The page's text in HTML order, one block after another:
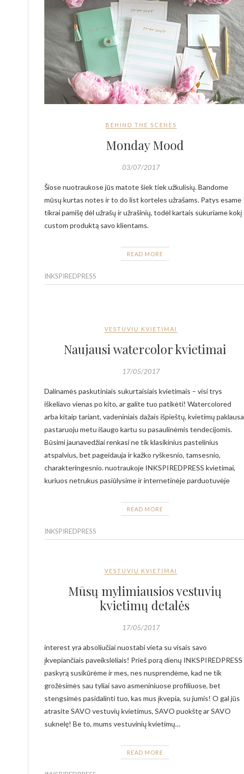
BEHIND THE SCENES
Monday Mood
03/07/2017
Šiose nuotraukose jūs matote šiek tiek užkulisių. Bandome
mūsų kurtas notes ir to do list korteles užrašams. Patys esame
tikrai pamišę dėl užrašų ir užrašinių, todėl kartais sukuriame kokį
custom produktą savo klientams.
READ MORE
INKSPIREDPRESS
VESTUVIŲ KVIETIMAI
Naujausi watercolor kvietimai
17/05/2017
Dalinamės paskutiniais sukurtaisiais kvietimais – visi trys
iškeliavo vienas po kito, ar galite tuo patikėti! Watercolored
arba kitaip tariant, vadeniniais dažais išpieštų, kvietimų paklausa
pastaruoju metu išaugo kartu su pasaulinėmis tendecijomis.
Būsimi jaunavedžiai renkasi ne tik klasikinius pastelinius
atspalvius, bet pageidauja ir kažko ryškesnio, tamsesnio,
charakteringesnio. nuotraukoje INKSPIREDPRESS kvietimai,
kuriuos netrukus pasiūlysime ir internetinėje parduotuvėje
READ MORE
INKSPIREDPRESS
VESTUVIŲ KVIETIMAI
Mūsų mylimiausios vestuvių
kvietimų detalės
17/05/2017
interest yra absoliučiai nuostabi vieta su visais savo
įkvepiančiais paveikslėliais! Prieš porą dienų INKSPIREDPRESS
paskyrą susikūrėme ir mes, nes nusprendėme, kad ne tik
grožėsimės sau tyliai savo asmeniniuose profiliuose, bet
stengsimės pasidalinti tuo, kas mus įkvepia, su jumis! O gal jūs
atrasite SAVO vestuvių kvietimus, SAVO puokštę ar SAVO
suknelę! Be to, mums vestuvinių kvietimų…
READ MORE